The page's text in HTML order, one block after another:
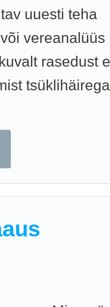
uuesti teha
vereanalüüs
rasedust